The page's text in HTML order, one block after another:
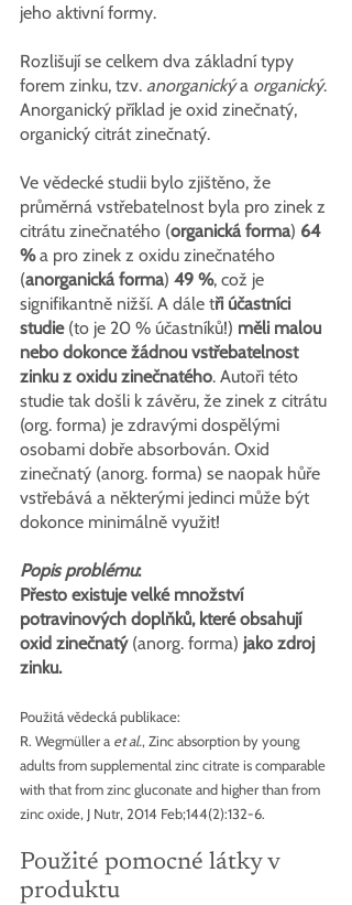
jeho aktivní formy.
Rozlišují se celkem dva základní typy
forem zinku, tzv. anorganický a organický.
Anorganický příklad je oxid zinečnatý,
organický citrát zinečnatý.
Ve vědecké studii bylo zjištěno, že
průměrná vstřebatelnost byla pro zinek z
citrátu zinečnatého (organická forma) 64
% a pro zinek z oxidu zinečnatého
(anorganická forma) 49 %, což je
signifikantně nižší. A dále tři účastníci
studie (to je 20 % účastníků!) měli malou
nebo dokonce žádnou vstřebatelnost
zinku z oxidu zinečnatého. Autoři této
studie tak došli k závěru, že zinek z citrátu
(org. forma) je zdravými dospělými
osobami dobře absorbován. Oxid
zinečnatý (anorg. forma) se naopak hůře
vstřebává a některými jedinci může být
dokonce minimálně využit!
Popis problému:
Přesto existuje velké množství
potravinových doplňků, které obsahují
oxid zinečnatý (anorg. forma) jako zdroj
zinku.
Použitá vědecká publikace:
R. Wegmüller a et al., Zinc absorption by young
adults from supplemental zinc citrate is comparable
with that from zinc gluconate and higher than from
zinc oxide, J Nutr, 2014 Feb;144(2):132-6.
Použité pomocné látky v
produktu